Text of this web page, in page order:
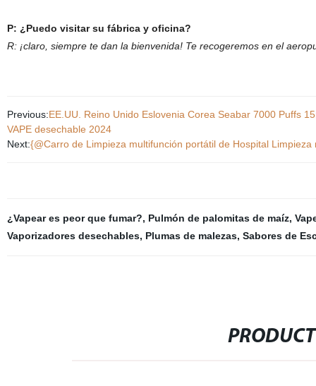
P: ¿Puedo visitar su fábrica y oficina?
R: ¡claro, siempre te dan la bienvenida! Te recogeremos en el
Previous:EE.UU. Reino Unido Eslovenia Corea Seabar 7000 Puffs
VAPE desechable 2024
Next:{@Carro de Limpieza multifunción portátil de Hospital Limpieza
¿Vapear es peor que fumar?, Pulmón de palomitas de maíz,
Vaporizadores desechables, Plumas de malezas, Sabores de